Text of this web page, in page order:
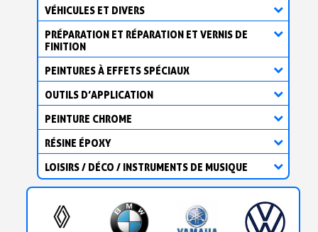
VÉHICULES ET DIVERS
PRÉPARATION ET RÉPARATION ET VERNIS DE
FINITION
PEINTURES À EFFETS SPÉCIAUX
OUTILS D’APPLICATION
PEINTURE CHROME
RÉSINE ÉPOXY
LOISIRS / DÉCO / INSTRUMENTS DE MUSIQUE